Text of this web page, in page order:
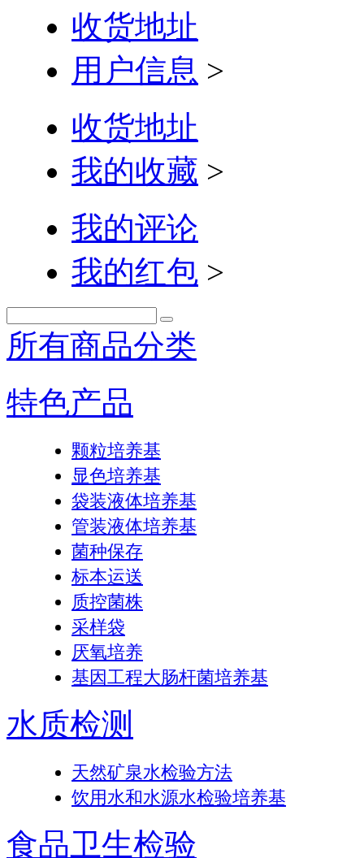
收货地址
用户信息 >
收货地址
我的收藏 >
我的评论
我的红包 >
所有商品分类
特色产品
颗粒培养基
显色培养基
袋装液体培养基
管装液体培养基
菌种保存
标本运送
质控菌株
采样袋
厌氧培养
基因工程大肠杆菌培养基
水质检测
天然矿泉水检验方法
饮用水和水源水检验培养基
食品卫生检验